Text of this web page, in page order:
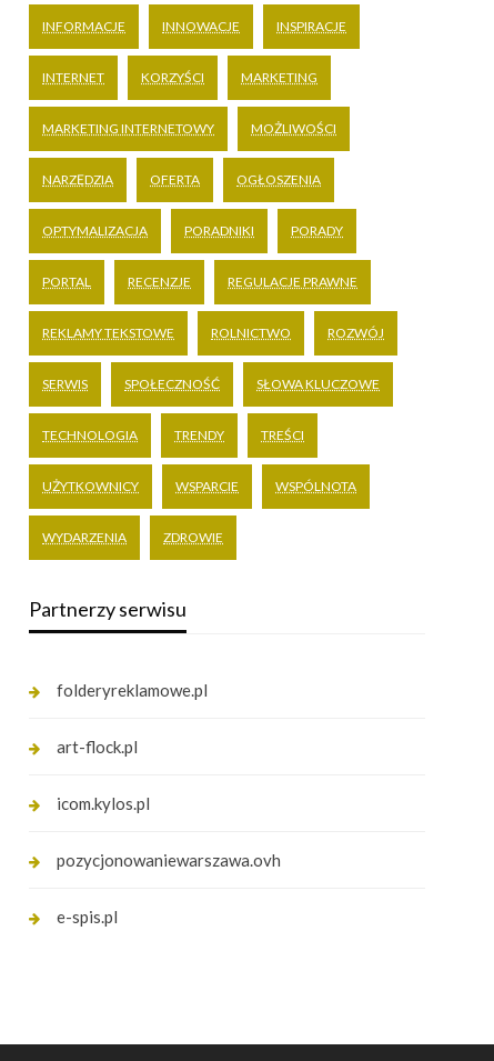
INFORMACJE INNOWACJE INSPIRACJE
INTERNET KORZYŚCI MARKETING
MARKETING INTERNETOWY MOŻLIWOŚCI
NARZĘDZIA OFERTA OGŁOSZENIA
OPTYMALIZACJA PORADNIKI PORADY
PORTAL RECENZJE REGULACJE PRAWNE
REKLAMY TEKSTOWE ROLNICTWO ROZWÓJ
SERWIS SPOŁECZNOŚĆ SŁOWA KLUCZOWE
TECHNOLOGIA TRENDY TREŚCI
UŻYTKOWNICY WSPARCIE WSPÓLNOTA
WYDARZENIA ZDROWIE
Partnerzy serwisu
folderyreklamowe.pl
art-flock.pl
icom.kylos.pl
pozycjonowaniewarszawa.ovh
e-spis.pl